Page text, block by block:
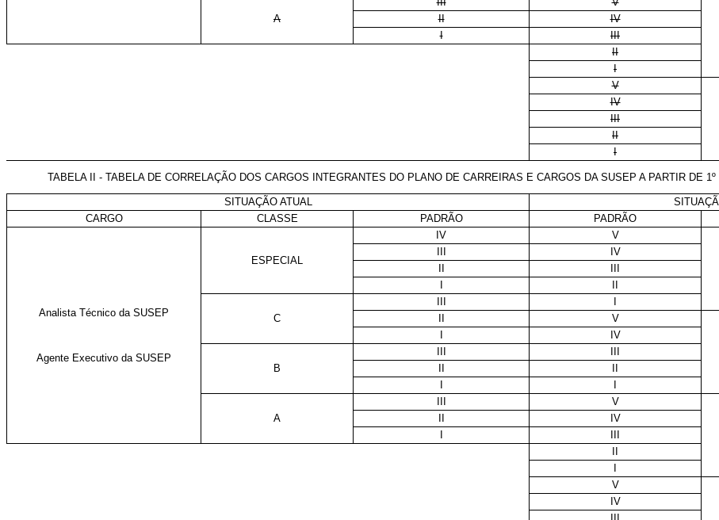
A II
IV
I
III
II
I
V
IV
III
II
I
TABELA II - TABELA DE CORRELAÇÃO DOS CARGOS INTEGRANTES DO PLANO DE CARREIRAS E CARGOS DA SUSEP A PARTIR
SITUAÇÃO ATUAL
CARGO
CLASSE PADRÃO PADRÃO
Analista Técnico da SUSEP
Agente Executivo da SUSEP
ESPECIAL
IV V
IV
C V
IV
B
A
V
IV
V
IV